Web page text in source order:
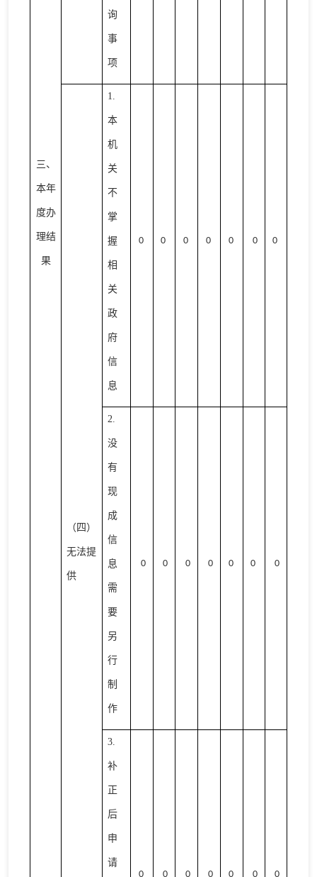
三、
本年
度办
理结
果
询
事
项
（四）
无法提
供
1.
本
机
关
不
掌
握
相
关
政
府
信
息
0 0 0 0 0 0 0
2.
没
有
现
成
信
息
需
要
另
行
制
作
0 0 0 0 0 0 0
3.
补
正
后
申
请
0
0 0 0 0 0 0